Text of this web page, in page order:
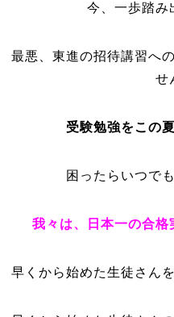
今、一歩踏み
最悪、東進の招待講習へ
せ
受験勉強をこの
困ったらいつで
我々は、日本一の合格
早くから始めた生徒さん